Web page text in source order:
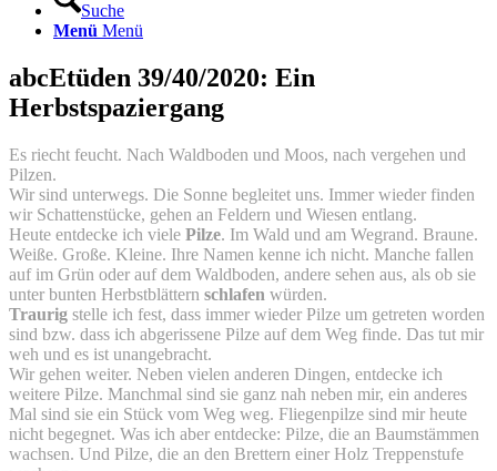
Suche
Menü Menü
abcEtüden 39/40/2020: Ein
Herbstspaziergang
Es riecht feucht. Nach Waldboden und Moos, nach vergehen und
Pilzen.
Wir sind unterwegs. Die Sonne begleitet uns. Immer wieder finden
wir Schattenstücke, gehen an Feldern und Wiesen entlang.
Heute entdecke ich viele Pilze. Im Wald und am Wegrand. Braune.
Weiße. Große. Kleine. Ihre Namen kenne ich nicht. Manche fallen
auf im Grün oder auf dem Waldboden, andere sehen aus, als ob sie
unter bunten Herbstblättern schlafen würden.
Traurig stelle ich fest, dass immer wieder Pilze um getreten worden
sind bzw. dass ich abgerissene Pilze auf dem Weg finde. Das tut mir
weh und es ist unangebracht.
Wir gehen weiter. Neben vielen anderen Dingen, entdecke ich
weitere Pilze. Manchmal sind sie ganz nah neben mir, ein anderes
Mal sind sie ein Stück vom Weg weg. Fliegenpilze sind mir heute
nicht begegnet. Was ich aber entdecke: Pilze, die an Baumstämmen
wachsen. Und Pilze, die an den Brettern einer Holz Treppenstufe